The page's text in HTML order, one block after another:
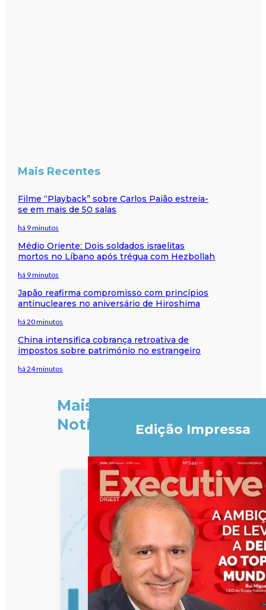
Mais Recentes
Filme “Playback” sobre Carlos Paião estreia-
se em mais de 50 salas
há 9 minutos
Médio Oriente: Dois soldados israelitas
mortos no Líbano após trégua com Hezbollah
há 9 minutos
Japão reafirma compromisso com princípios
antinucleares no aniversário de Hiroshima
há 20 minutos
China intensifica cobrança retroativa de
impostos sobre património no estrangeiro
há 24 minutos
Mais
Notícias
Edição Impressa